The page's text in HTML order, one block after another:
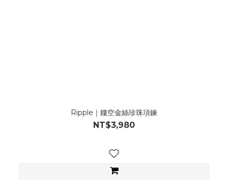
Ripple｜鏤空金絲珍珠項鍊
NT$3,980